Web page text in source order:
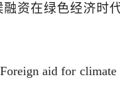
融资在绿色经济时
aid for climate